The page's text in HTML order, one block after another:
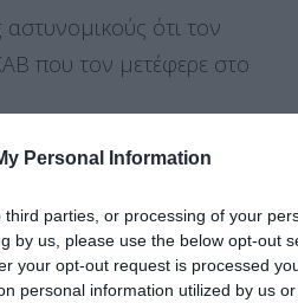
Personal Information
parties, or processing of your
by us, please use the below opt-out
your opt-out request is processed
personal information utilized by us
ότι τον
που τον μετέφερε στο
σοβαρά
άρχισε να σπάει και
της είχε υποστεί μόνος
εκεί. Επιπλέον